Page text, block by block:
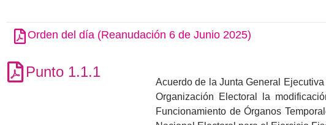
Orden del día (Reanudación 6 de Junio 2025)
Punto 1.1.1
Acuerdo de la Junta General
Organización Electoral la
Funcionamiento de Órganos